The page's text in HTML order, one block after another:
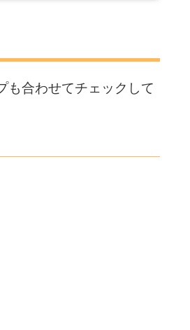
も合わせてチェックして